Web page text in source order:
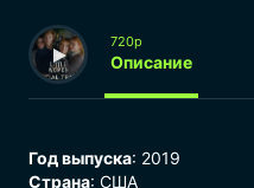
720p
Описание
Год выпуска: 2019
Страна: США